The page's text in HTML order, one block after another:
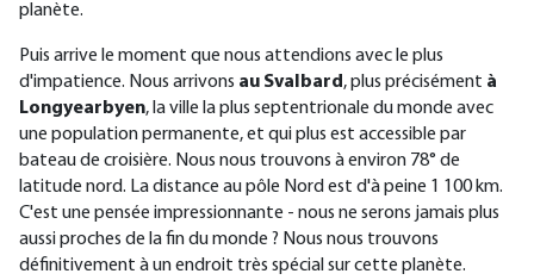
planète.
Puis arrive le moment que nous attendions avec le plus
d'impatience. Nous arrivons au Svalbard , plus précisément à
Longyearbyen, la ville la plus septentrionale du monde avec
une population permanente, et qui plus est accessible par
bateau de croisière. Nous nous trouvons à environ 78° de
latitude nord. La distance au pôle Nord est d'à peine 1 100 km.
C'est une pensée impressionnante - nous ne serons jamais plus
aussi proches de la fin du monde ? Nous nous trouvons
définitivement à un endroit très spécial sur cette planète.